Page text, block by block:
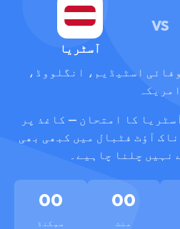
VS
آسٹریا
· 19:00 · سوفائی اسٹیڈیم، انگلووڈ،
امریکہ
کا امتحان — کاغذ پر
آؤٹ فٹبال میں کبھی بھی
نہیں چلنا چاہیے۔
00
منٹ
00
سیکنڈ